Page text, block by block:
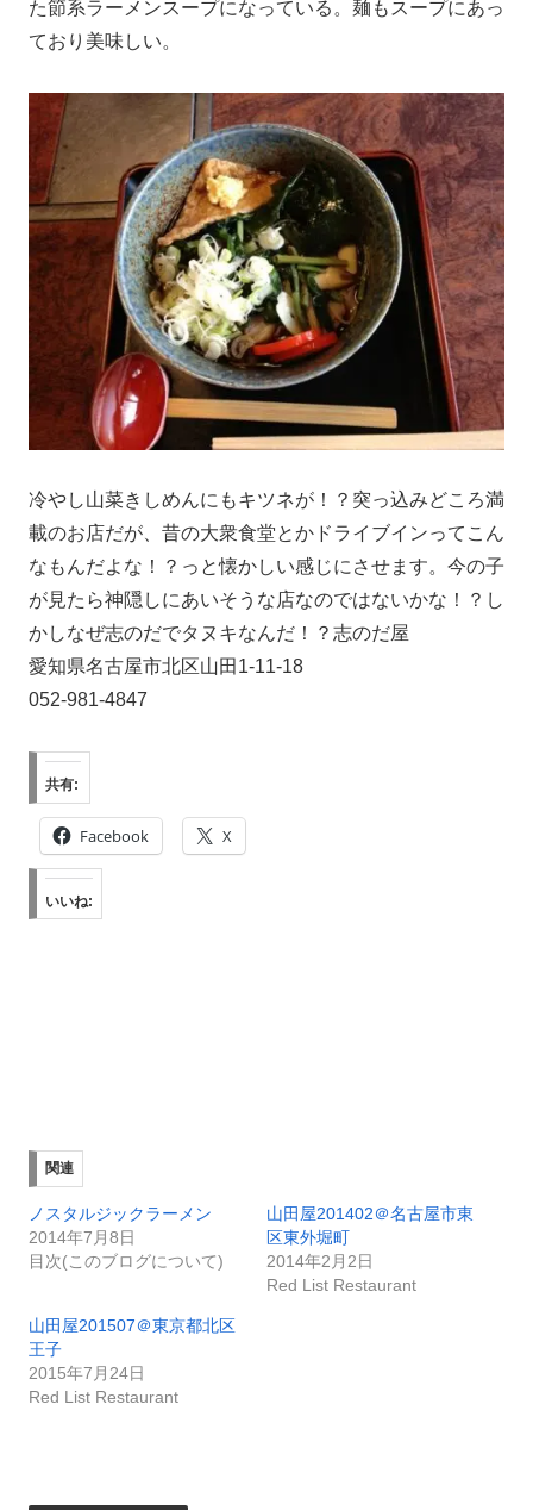
た節系ラーメンスープになっている。麺もスープにあっ
ており美味しい。
冷やし山菜きしめんにもキツネが！？突っ込みどころ満
載のお店だが、昔の大衆食堂とかドライブインってこん
なもんだよな！？っと懐かしい感じにさせます。今の子
が見たら神隠しにあいそうな店なのではないかな！？し
かしなぜ志のだでタヌキなんだ！？志のだ屋
愛知県名古屋市北区山田1-11-18
052-981-4847
共有:
Facebook X
いいね:
関連
ノスタルジックラーメン
2014年7月8日
目次(このブログについて)
山田屋201402＠名古屋市東
区東外堀町
2014年2月2日
Red List Restaurant
山田屋201507＠東京都北区
王子
2015年7月24日
Red List Restaurant